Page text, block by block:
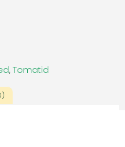
, Tomatid